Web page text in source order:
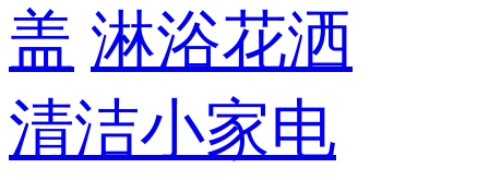
盖 淋浴花洒
清洁小家电